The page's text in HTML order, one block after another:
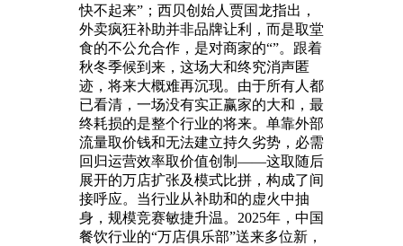
快不起来”；西贝创始人贾国龙指出，
外卖疯狂补助并非品牌让利，而是取堂
食的不公允合作，是对商家的“”。跟着
秋冬季候到来，这场大和终究消声匿
迹，将来大概难再沉现。由于所有人都
已看清，一场没有实正赢家的大和，最
终耗损的是整个行业的将来。单靠外部
流量取价钱和无法建立持久劣势，必需
回归运营效率取价值创制——这取随后
展开的万店扩张及模式比拼，构成了间
接呼应。当行业从补助和的虚火中抽
身，规模竞赛敏捷升温。2025年，中国
餐饮行业的“万店俱乐部”送来多位新，